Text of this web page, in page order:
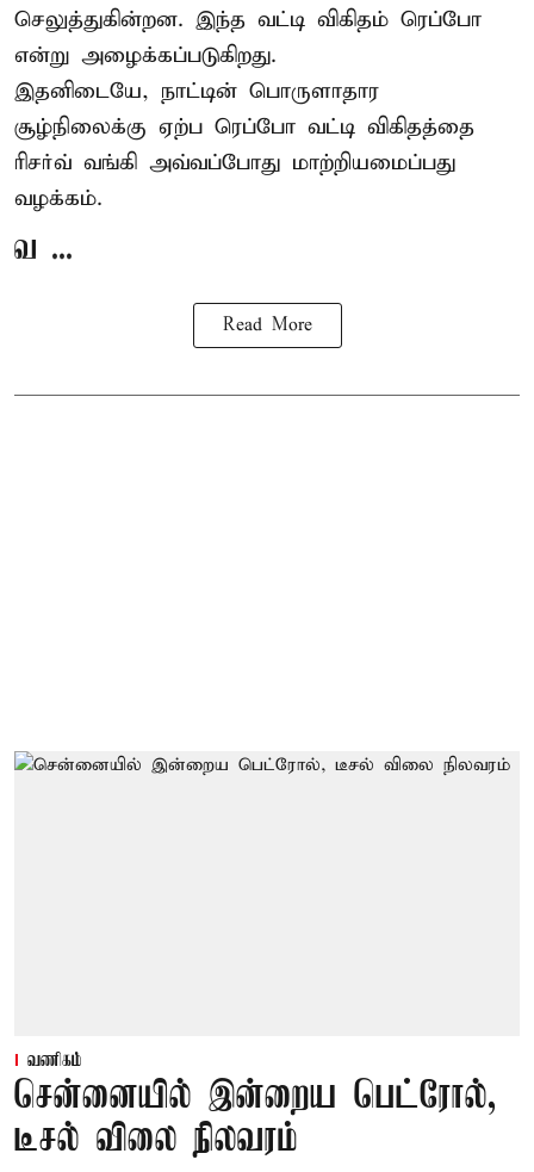
செலுத்துகின்றன. இந்த வட்டி விகிதம் ரெப்போ
என்று அழைக்கப்படுகிறது.
இதனிடையே, நாட்டின் பொருளாதார
சூழ்நிலைக்கு ஏற்ப ரெப்போ வட்டி விகிதத்தை
ரிசர்வ் வங்கி அவ்வப்போது மாற்றியமைப்பது
வழக்கம்.
வ ...
Read More
வணிகம்
சென்னையில் இன்றைய பெட்ரோல்,
டீசல் விலை நிலவரம்